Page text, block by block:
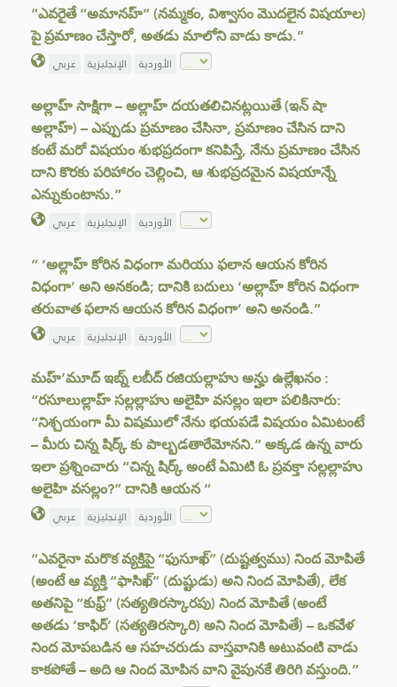
“ఎవరైతే “అమానహ్” (నమ్మకం, విశ్వాసం మొదలైన విషయాల)
పై ప్రమాణం చేస్తారో, అతడు మాలోని వాడు కాడు.”
عربي الإنجليزية الأوردية
అల్లాహ్ సాక్షిగా – అల్లాహ్ దయతలిచినట్లయితే (ఇన్ షా
అల్లాహ్) – ఎప్పుడు ప్రమాణం చేసినా, ప్రమాణం చేసిన దాని
కంటే మరో విషయం శుభప్రదంగా కనిపిస్తే, నేను ప్రమాణం చేసిన
దాని కొరకు పరిహారం చెల్లించి, ఆ శుభప్రదమైన విషయాన్నే
ఎన్నుకుంటాను.”
عربي الإنجليزية الأوردية
“ ‘అల్లాహ్ కోరిన విధంగా మరియు ఫలాన ఆయన కోరిన
విధంగా’ అని అనకండి; దానికి బదులు ‘అల్లాహ్ కోరిన విధంగా
తరువాత ఫలాన ఆయన కోరిన విధంగా’ అని అనండి.”
عربي الإنجليزية الأوردية
మహ్’మూద్ ఇబ్న్ లబీద్ రజియల్లాహు అన్హు ఉల్లేఖనం :
“రసూలుల్లాహ్ సల్లల్లాహు అలైహి వసల్లం ఇలా పలికినారు:
“నిశ్చయంగా మీ విషములో నేను భయపడే విషయం ఏమిటంటే
– మీరు చిన్న షిర్క్ కు పాల్బడతారేమోనని.” అక్కడ ఉన్న వారు
ఇలా ప్రశ్నించారు “చిన్న షిర్క్ అంటే ఏమిటి ఓ ప్రవక్తా సల్లల్లాహు
అలైహి వసల్లం?” దానికి ఆయన “
عربي الإنجليزية الأوردية
“ఎవరైనా మరొక వ్యక్తిపై “ఫుసూఖ్” (దుష్టత్వము) నింద మోపితే
(అంటే ఆ వ్యక్తి “ఫాసిఖ్” (దుష్టుడు) అని నింద మోపితే), లేక
అతనిపై “కుఫ్ర్” (సత్యతిరస్కారపు) నింద మోపితే (అంటే
అతడు ‘కాఫిర్’ (సత్యతిరస్కారి) అని నింద మోపితే) – ఒకవేళ
నింద మోపబడిన ఆ సహచరుడు వాస్తవానికి అటువంటి వాడు
కాకపోతే – అది ఆ నింద మోపిన వాని వైపునకే తిరిగి వస్తుంది.”